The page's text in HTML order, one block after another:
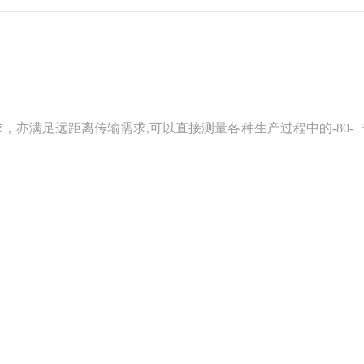
亦满足远距离传输需求,可以直接测量各种生产过程中的-80-